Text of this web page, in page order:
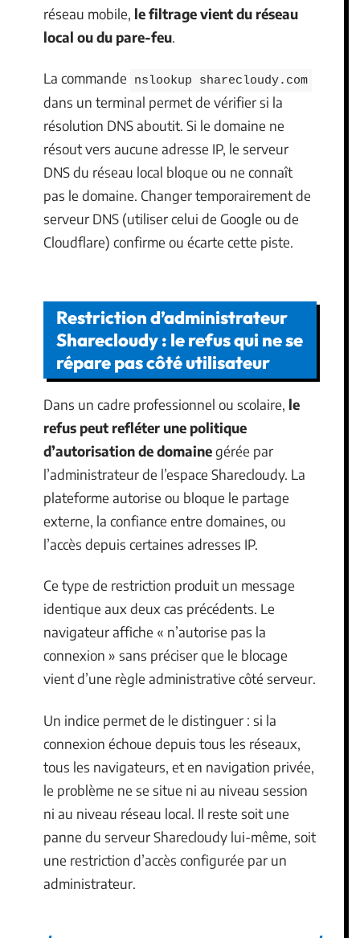
réseau mobile, le filtrage vient du réseau
local ou du pare-feu.
La commande nslookup sharecloudy.com
dans un terminal permet de vérifier si la
résolution DNS aboutit. Si le domaine ne
résout vers aucune adresse IP, le serveur
DNS du réseau local bloque ou ne connaît
pas le domaine. Changer temporairement de
serveur DNS (utiliser celui de Google ou de
Cloudflare) confirme ou écarte cette piste.
Restriction d’administrateur
Sharecloudy : le refus qui ne se
répare pas côté utilisateur
Dans un cadre professionnel ou scolaire, le
refus peut refléter une politique
d’autorisation de domainegérée par
l’administrateur de l’espace Sharecloudy. La
plateforme autorise ou bloque le partage
externe, la confiance entre domaines, ou
l’accès depuis certaines adresses IP.
Ce type de restriction produit un message
identique aux deux cas précédents. Le
navigateur affiche « n’autorise pas la
connexion » sans préciser que le blocage
vient d’une règle administrative côté serveur.
Un indice permet de le distinguer : si la
connexion échoue depuis tous les réseaux,
tous les navigateurs, et en navigation privée,
le problème ne se situe ni au niveau session
ni au niveau réseau local. Il reste soit une
panne du serveur Sharecloudy lui-même, soit
une restriction d’accès configurée par un
administrateur.